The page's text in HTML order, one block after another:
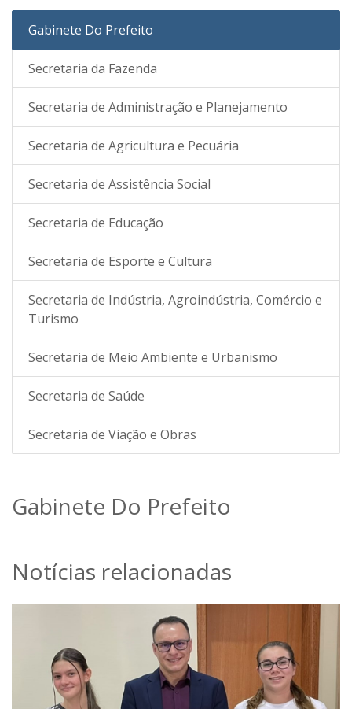
Gabinete Do Prefeito
Secretaria da Fazenda
Secretaria de Administração e Planejamento
Secretaria de Agricultura e Pecuária
Secretaria de Assistência Social
Secretaria de Educação
Secretaria de Esporte e Cultura
Secretaria de Indústria, Agroindústria, Comércio e
Turismo
Secretaria de Meio Ambiente e Urbanismo
Secretaria de Saúde
Secretaria de Viação e Obras
Gabinete Do Prefeito
Notícias relacionadas